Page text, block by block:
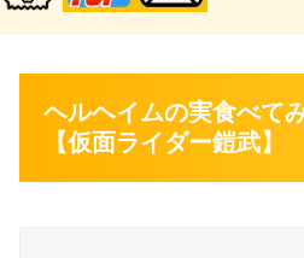
ヘルヘイムの実食べて
【仮面ライダー鎧武】